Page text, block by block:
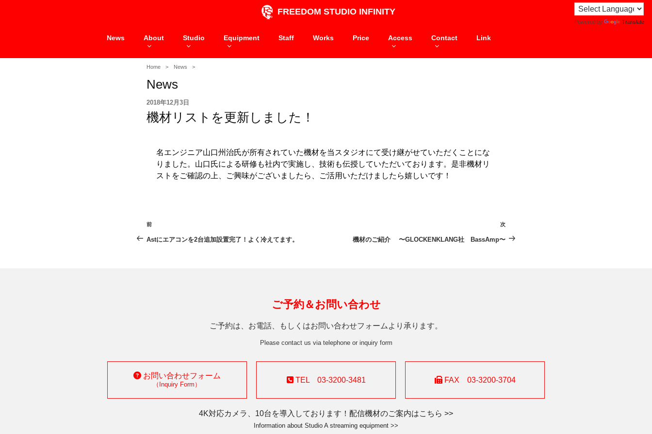
FREEDOM STUDIO INFINITY
Powered by Translate
News About Studio Equipment Staff Works Price Access Contact Link
Home News
News
投
稿
日:
2018年12月3日
機材リストを更新しました！
名エンジニア山口州治氏が所有されていた機材を当スタジオにて受け継がせていただくことにな
りました。山口氏による研修も社内で実施し、技術も伝授していただいております。是非機材リ
ストをご確認の上、ご興味がございましたら、ご活用いただけましたら嬉しいです！
投
稿
ン
前
の
前
Astにエアコンを2台追加設置完了！よく冷えてます。
の
次
機材のご紹介 〜GLOCKENKLANG社 BassAmp〜
ご予約＆お問い合わせ
ご予約は、お電話、もしくはお問い合わせフォームより承ります。
Please contact us via telephone or inquiry form
お問い合わせフォーム
（Inquiry Form） TEL 03-3200-3481 FAX 03-3200-3704
4K対応カメラ、10台を導入しております！配信機材のご案内はこちら >>
Information about Studio A streaming equipment >>